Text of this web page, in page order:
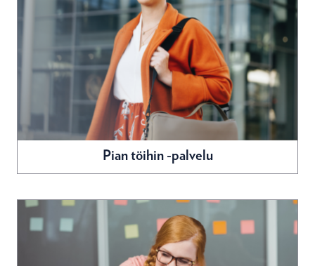
Pian töihin -palvelu